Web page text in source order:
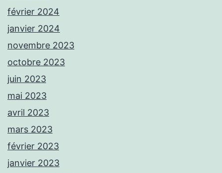
février 2024
janvier 2024
novembre 2023
octobre 2023
juin 2023
mai 2023
avril 2023
mars 2023
février 2023
janvier 2023